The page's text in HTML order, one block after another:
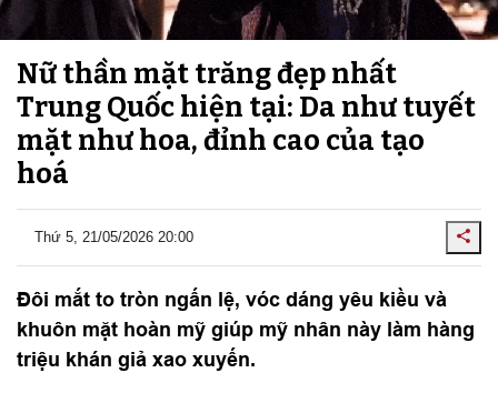
Nữ thần mặt trăng đẹp nhất
Trung Quốc hiện tại: Da như tuyết
mặt như hoa, đỉnh cao của tạo
hoá
Thứ 5, 21/05/2026 20:00
Đôi mắt to tròn ngấn lệ, vóc dáng yêu kiều và
khuôn mặt hoàn mỹ giúp mỹ nhân này làm hàng
triệu khán giả xao xuyến.